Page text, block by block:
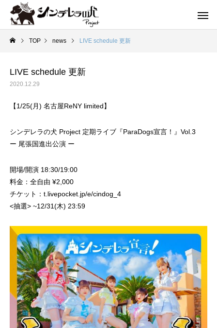
TOP news LIVE schedule 更新
LIVE schedule 更新
2020.12.29
【1/25(月) 名古屋ReNY limited】
シンデレラの犬 Project 定期ライブ『ParaDogs宣言！』Vol.3
ー 尾張国進出公演 ー
開場/開演 18:30/19:00
料金：全自由 ¥2,000
チケット：t.livepocket.jp/e/cindog_4
<抽選> ~12/31(木) 23:59